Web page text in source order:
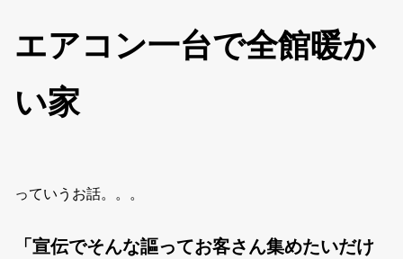
エアコン一台で全館暖か
い家
っていうお話。。。
「宣伝でそんな謳ってお客さん集めたいだけ